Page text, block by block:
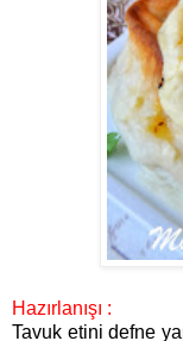
Hazırlanışı :
Tavuk etini defne